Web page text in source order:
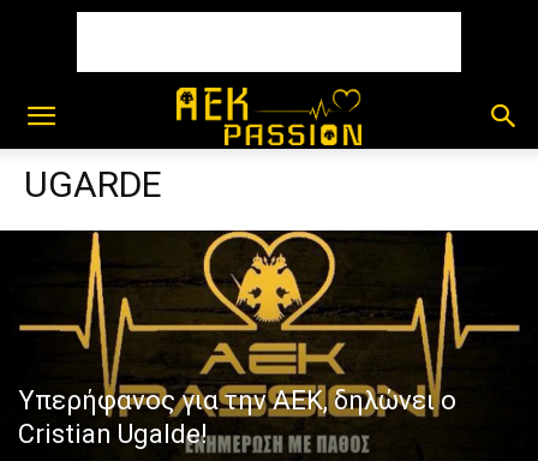
UGARDE
Yπερήφανος για την ΑΕΚ, δηλώνει ο
Cristian Ugalde!